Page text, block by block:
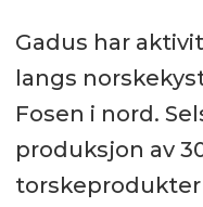
Gadus har
langs
Fosen i nord.
produksjon av
torskeprodukter